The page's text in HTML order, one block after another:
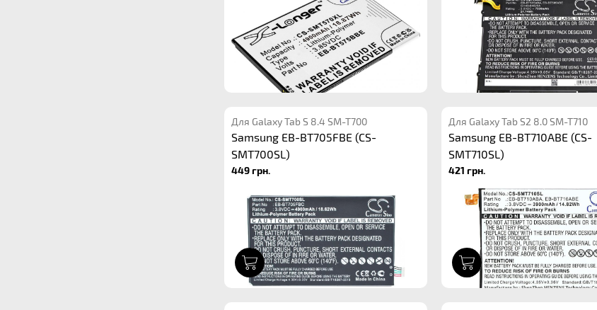
Для Galaxy Tab S 8.4 SM-T700
Samsung EB-BT705FBE (CS-
SMT700SL)
449 грн.
Для Galaxy Tab S2 8.0 SM-T710
Samsung EB-BT710ABE (CS-
SMT710SL)
421 грн.